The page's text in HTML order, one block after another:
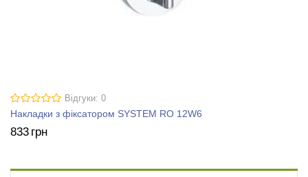
Відгуки: 0
Накладки з фіксатором SYSTEM RO 12W6
833 грн